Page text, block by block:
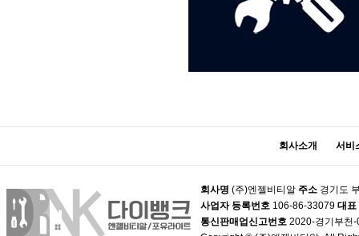
회사소개 서비
회사명 (주)엔젤비티알 주소 경기도
사업자 등록번호 106-86-33079 대표
통신판매업신고번호 2020-경기부천